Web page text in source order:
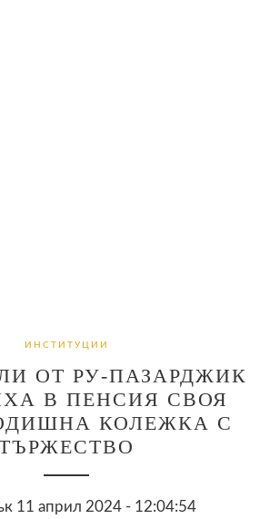
ИНСТИТУЦИИ
ОТ РУ-ПАЗАРДЖИК
В ПЕНСИЯ СВОЯ
КОЛЕЖКА С
11 април 2024 - 12:04:54